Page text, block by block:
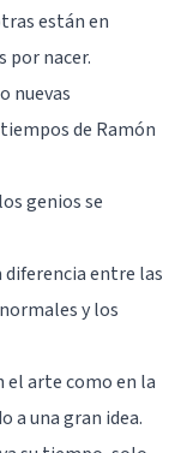
están en
por nacer.
nuevas
de Ramón
genios se
diferencia entre las
y los
arte como en la
a una gran idea.